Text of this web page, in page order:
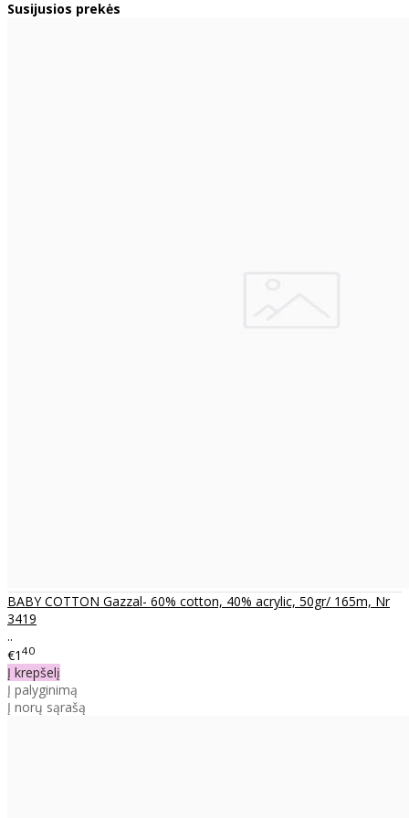
Susijusios prekės
BABY COTTON Gazzal- 60% cotton, 40% acrylic, 50gr/ 165m, Nr
3419
..
€1 40
Į krepšelį
Į palyginimą
Į norų sąrašą